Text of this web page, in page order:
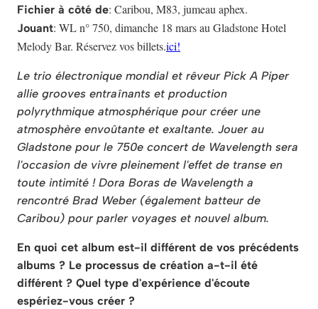
Fichier à côté de: Caribou, M83, jumeau aphex.
Jouant: WL n° 750, dimanche 18 mars au Gladstone Hotel
Melody Bar. Réservez vos billets.ici!
Le trio électronique mondial et rêveur Pick A Piper
allie grooves entraînants et production
polyrythmique atmosphérique pour créer une
atmosphère envoûtante et exaltante. Jouer au
Gladstone pour le 750e concert de Wavelength sera
l'occasion de vivre pleinement l'effet de transe en
toute intimité ! Dora Boras de Wavelength a
rencontré Brad Weber (également batteur de
Caribou) pour parler voyages et nouvel album.
En quoi cet album est-il différent de vos précédents
albums ? Le processus de création a-t-il été
différent ? Quel type d'expérience d'écoute
espériez-vous créer ?